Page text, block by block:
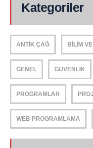
Kategoriler
ANTIK ÇAĞ BILIM
GENEL GÜVENLIK
PROGRAMLAR
WEB PROGRAMLAMA